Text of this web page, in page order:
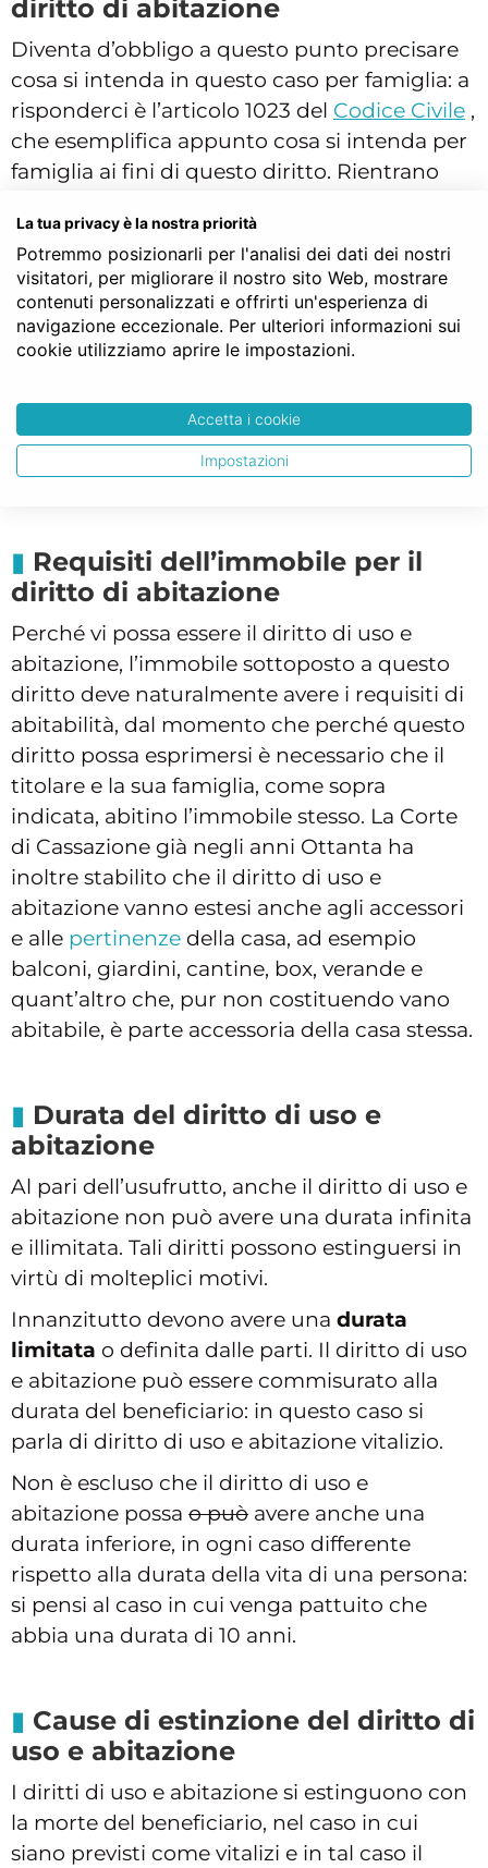
diritto di abitazione
Diventa d’obbligo a questo punto precisare
cosa si intenda in questo caso per famiglia: a
risponderci è l’articolo 1023 del Codice Civile ,
che esemplifica appunto cosa si intenda per
famiglia ai fini di questo diritto. Rientrano
oltre al titolare, anche i figli avuti dopo che il
diritto si è istituito, oltre a quelli precedenti,
anche se in quel momento il titolare non
aveva contratto matrimonio, così come i figli
riconosciuti, adottati o affiliati sia prima sia
comprese le persone che convivono con il
titolare per prestare servizio a esso e alla sua
famiglia.
Requisiti dell’immobile per il
diritto di abitazione
Perché vi possa essere il diritto di uso e
abitazione, l’immobile sottoposto a questo
diritto deve naturalmente avere i requisiti di
abitabilità, dal momento che perché questo
diritto possa esprimersi è necessario che il
titolare e la sua famiglia, come sopra
indicata, abitino l’immobile stesso. La Corte
di Cassazione già negli anni Ottanta ha
inoltre stabilito che il diritto di uso e
abitazione vanno estesi anche agli accessori
e alle pertinenze della casa, ad esempio
balconi, giardini, cantine, box, verande e
quant’altro che, pur non costituendo vano
abitabile, è parte accessoria della casa stessa.
Durata del diritto di uso e
abitazione
Al pari dell’usufrutto, anche il diritto di uso e
abitazione non può avere una durata infinita
e illimitata. Tali diritti possono estinguersi in
virtù di molteplici motivi.
Innanzitutto devono avere una durata
limitata o definita dalle parti. Il diritto di uso
e abitazione può essere commisurato alla
durata del beneficiario: in questo caso si
parla di diritto di uso e abitazione vitalizio.
Non è escluso che il diritto di uso e
abitazione possa o può avere anche una
durata inferiore, in ogni caso differente
rispetto alla durata della vita di una persona:
si pensi al caso in cui venga pattuito che
abbia una durata di 10 anni.
Cause di estinzione del diritto di
uso e abitazione
I diritti di uso e abitazione si estinguono con
la morte del beneficiario, nel caso in cui
siano previsti come vitalizi e in tal caso il
La tua privacy è la nostra priorità
Potremmo posizionarli per l'analisi dei dati dei nostri
visitatori, per migliorare il nostro sito Web, mostrare
contenuti personalizzati e offrirti un'esperienza di
navigazione eccezionale. Per ulteriori informazioni sui
cookie utilizziamo aprire le impostazioni.
Accetta i cookie
Impostazioni